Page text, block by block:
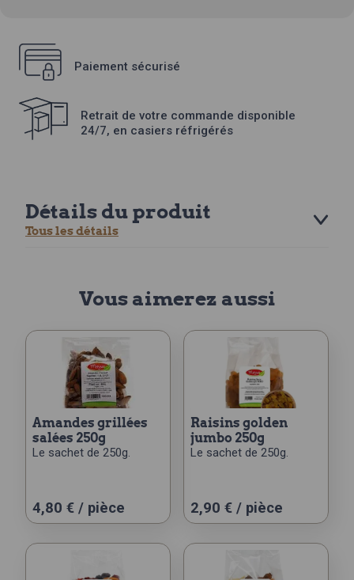
Paiement sécurisé
Retrait de votre commande disponible
24/7, en casiers réfrigérés
Détails du produit
Tous les détails
Vous aimerez aussi
amandes grillées
salées 250g
Le sachet de 250g.
4,80 € / pièce
raisins golden
jumbo 250g
Le sachet de 250g.
2,90 € / pièce